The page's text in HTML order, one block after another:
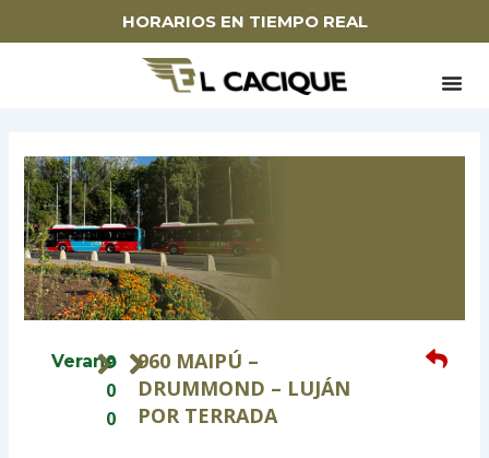
al
HORARIOS EN TIEMPO REAL
Verano
9
0
0
960 MAIPÚ –
DRUMMOND – LUJÁN
POR TERRADA